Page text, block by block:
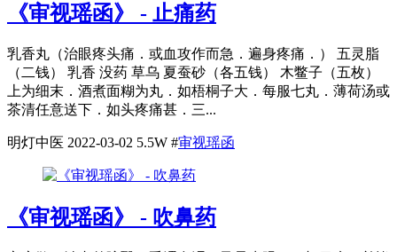
《审视瑶函》 - 止痛药
乳香丸（治眼疼头痛．或血攻作而急．遍身疼痛．） 五灵脂
（二钱） 乳香 没药 草乌 夏蚕砂（各五钱） 木鳖子（五枚）
上为细末．酒煮面糊为丸．如梧桐子大．每服七丸．薄荷汤或
茶清任意送下．如头疼痛甚．三...
明灯中医 2022-03-02 5.5W #审视瑶函
《审视瑶函》 - 吹鼻药